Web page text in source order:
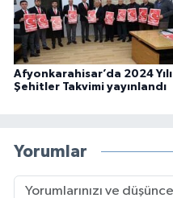
Afyonkarahisar’da 2024 Yılı
Şehitler Takvimi yayınlandı
Yorumlar